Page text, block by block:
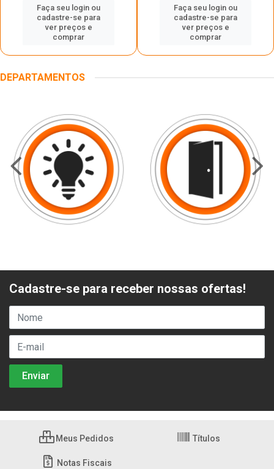
Faça seu login ou
cadastre-se para
ver preços e
comprar
Faça seu login ou
cadastre-se para
ver preços e
comprar
DEPARTAMENTOS
Cadastre-se para receber nossas ofertas!
Meus Pedidos Títulos
Notas Fiscais